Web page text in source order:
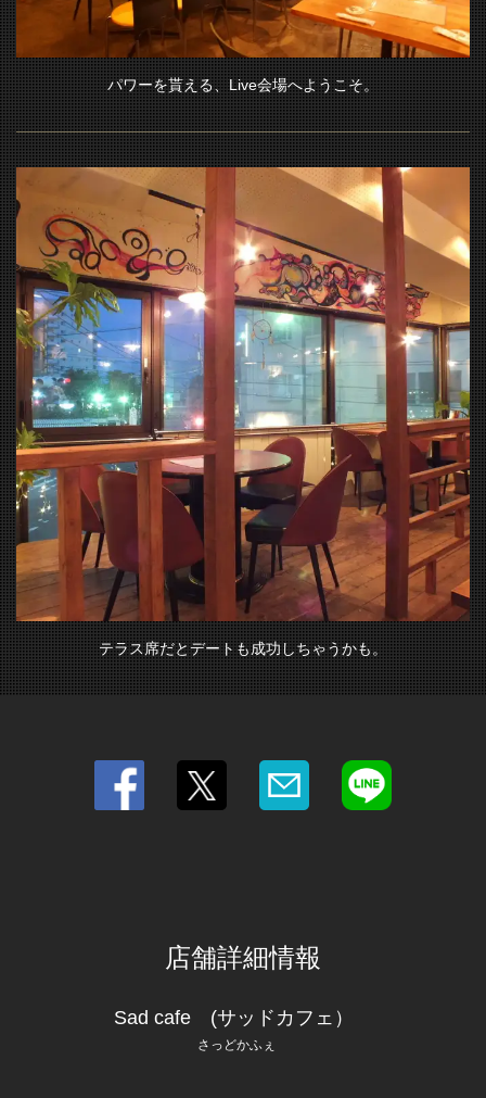
パワーを貰える、Live会場へようこそ。
テラス席だとデートも成功しちゃうかも。
店舗詳細情報
Sad cafe (サッドカフェ）
さっどかふぇ
神奈川県平塚市八重咲町6-1平塚南口駅前ビル2F
https://sadcafe.owst.jp/
お店情報をコピー
閉じる